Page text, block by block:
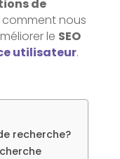
de
nous
le SEO
utilisateur.
recherche?